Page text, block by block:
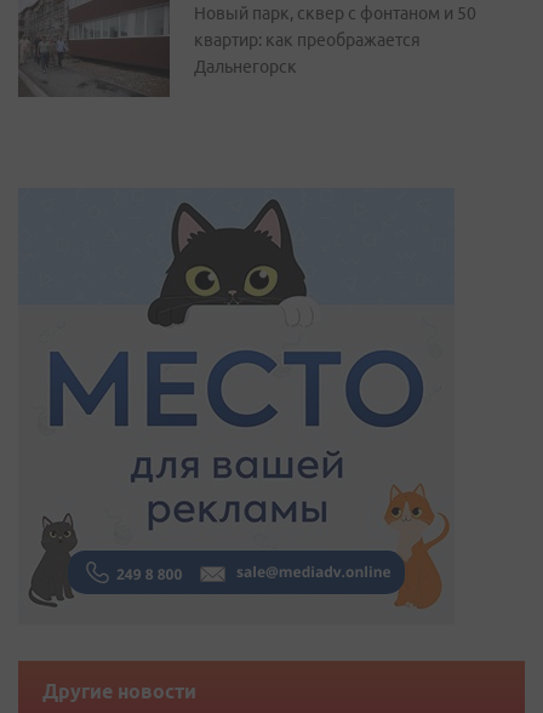
Новый парк, сквер с фонтаном и 50
квартир: как преображается
Дальнегорск
Другие новости